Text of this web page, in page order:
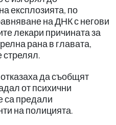
експлозията, по
на ДНК с негови
лекари причината за
рана в главата,
стрелял.
да съобщят
от психични
са предали
на полицията.